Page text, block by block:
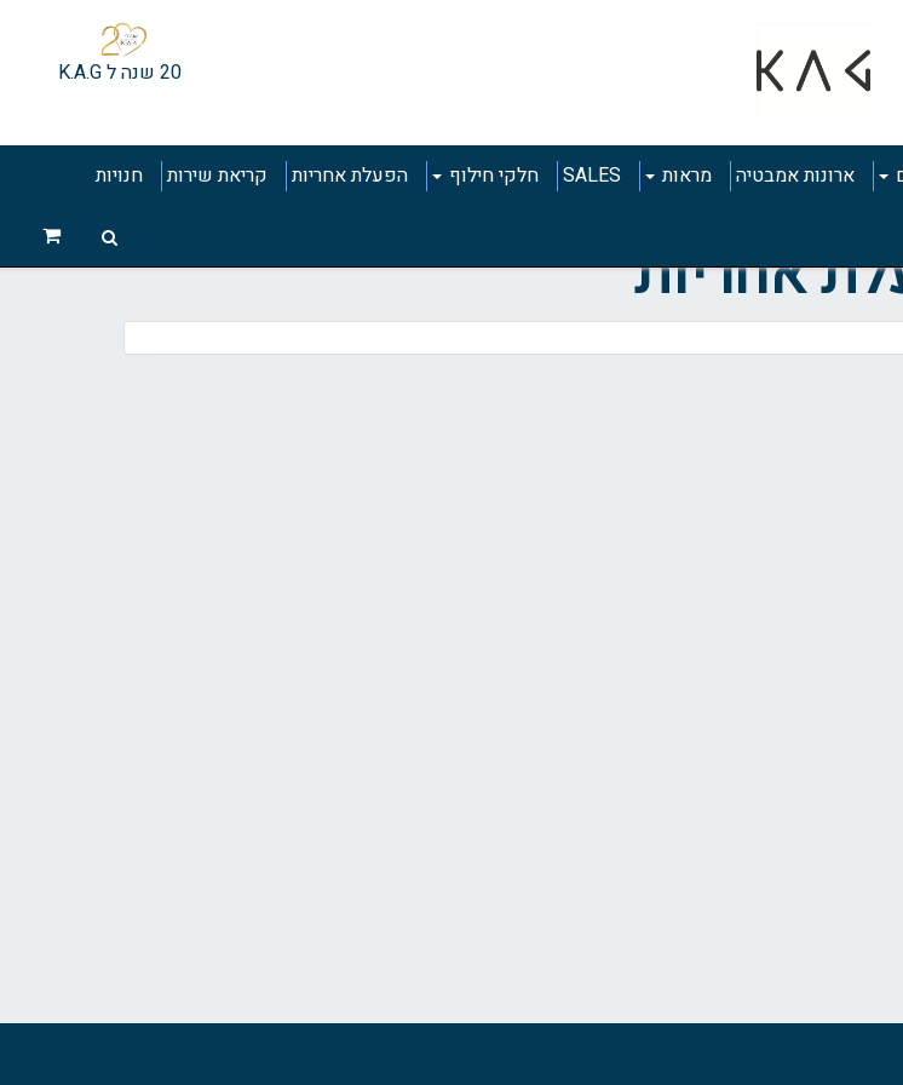
20 שנה ל K.A.G
ארונות אמבטיה מראות SALES חלקי חילוף הפעלת אחריות קריאת שירות חנויות
אחריות